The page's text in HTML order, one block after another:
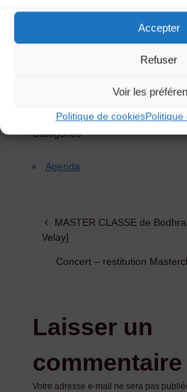
Accepter
Refuser
Voir les
Politique de cookiesPolitique
Inscriptions et
pierrick.bayle@lepuyenvelay.fr /
Catégories
Agenda
MASTER CLASSE de
Velay]
Concert – restitution
Laisser un
commentaire
Votre adresse e-mail ne sera pas